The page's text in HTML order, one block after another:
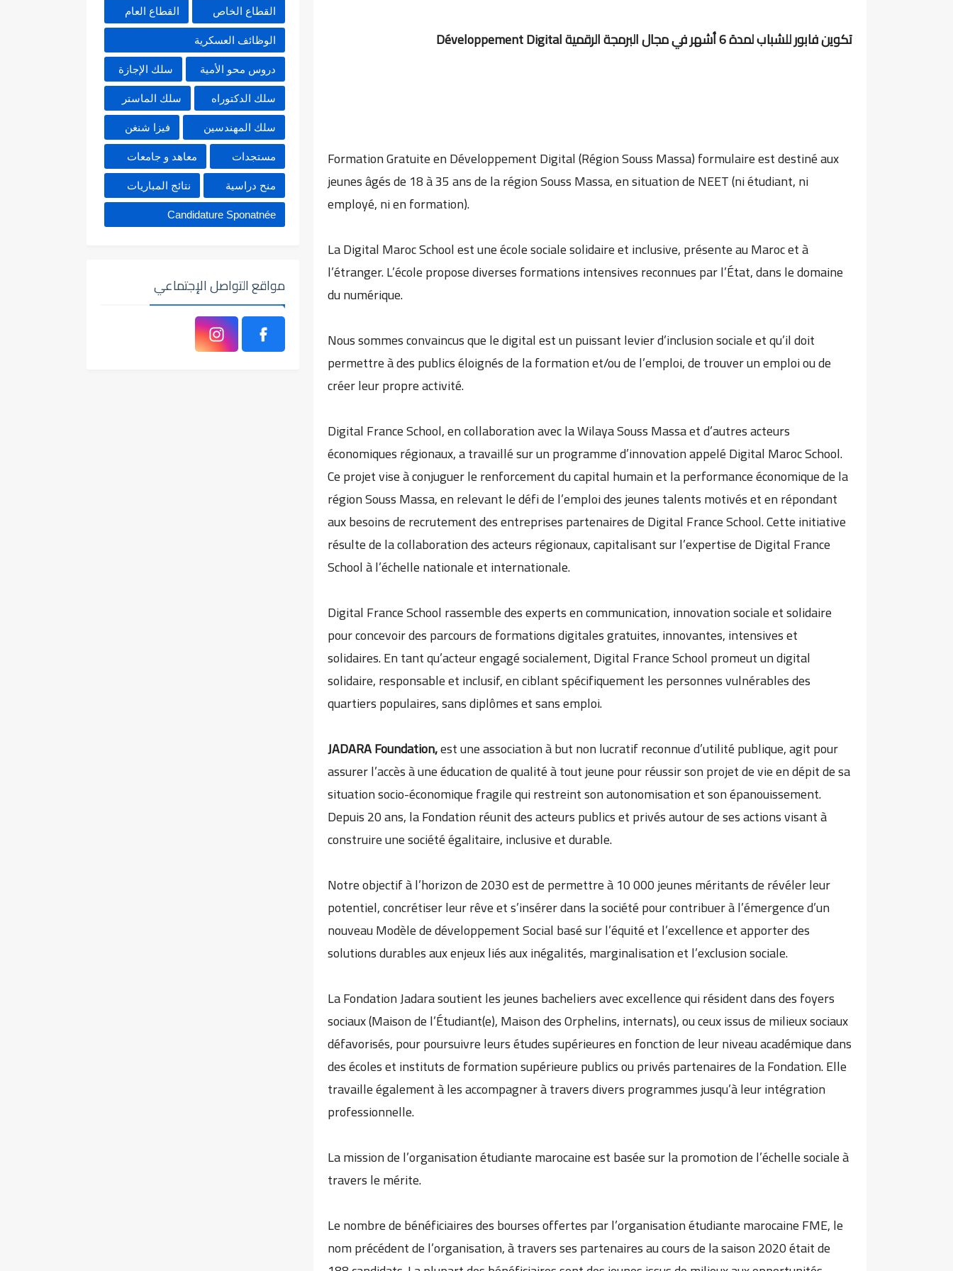
تكوين فابور للشباب لمدة 6 أشهر في مجال البرمجة الرقمية Développement Digital
Formation Gratuite en Développement Digital (Région Souss Massa) formulaire est destiné aux
jeunes âgés de 18 à 35 ans de la région Souss Massa, en situation de NEET (ni étudiant, ni
employé, ni en formation).
La Digital Maroc School est une école sociale solidaire et inclusive, présente au Maroc et à
l’étranger. L’école propose diverses formations intensives reconnues par l’État, dans le domaine
du numérique.
Nous sommes convaincus que le digital est un puissant levier d’inclusion sociale et qu’il doit
permettre à des publics éloignés de la formation et/ou de l’emploi, de trouver un emploi ou de
créer leur propre activité.
Digital France School, en collaboration avec la Wilaya Souss Massa et d’autres acteurs
économiques régionaux, a travaillé sur un programme d’innovation appelé Digital Maroc School.
Ce projet vise à conjuguer le renforcement du capital humain et la performance économique de la
région Souss Massa, en relevant le défi de l’emploi des jeunes talents motivés et en répondant
aux besoins de recrutement des entreprises partenaires de Digital France School. Cette initiative
résulte de la collaboration des acteurs régionaux, capitalisant sur l’expertise de Digital France
School à l’échelle nationale et internationale.
Digital France School rassemble des experts en communication, innovation sociale et solidaire
pour concevoir des parcours de formations digitales gratuites, innovantes, intensives et
solidaires. En tant qu’acteur engagé socialement, Digital France School promeut un digital
solidaire, responsable et inclusif, en ciblant spécifiquement les personnes vulnérables des
quartiers populaires, sans diplômes et sans emploi.
JADARA Foundation,est une association à but non lucratif reconnue d’utilité publique, agit pour
assurer l’accès à une éducation de qualité à tout jeune pour réussir son projet de vie en dépit de sa
situation socio-économique fragile qui restreint son autonomisation et son épanouissement.
Depuis 20 ans, la Fondation réunit des acteurs publics et privés autour de ses actions visant à
construire une société égalitaire, inclusive et durable.
Notre objectif à l’horizon de 2030 est de permettre à 10 000 jeunes méritants de révéler leur
potentiel, concrétiser leur rêve et s’insérer dans la société pour contribuer à l’émergence d’un
nouveau Modèle de développement Social basé sur l’équité et l’excellence et apporter des
solutions durables aux enjeux liés aux inégalités, marginalisation et l’exclusion sociale.
La Fondation Jadara soutient les jeunes bacheliers avec excellence qui résident dans des foyers
sociaux (Maison de l’Étudiant(e), Maison des Orphelins, internats), ou ceux issus de milieux sociaux
défavorisés, pour poursuivre leurs études supérieures en fonction de leur niveau académique dans
des écoles et instituts de formation supérieure publics ou privés partenaires de la Fondation. Elle
travaille également à les accompagner à travers divers programmes jusqu’à leur intégration
professionnelle.
La mission de l’organisation étudiante marocaine est basée sur la promotion de l’échelle sociale à
travers le mérite.
Le nombre de bénéficiaires des bourses offertes par l’organisation étudiante marocaine FME, le
nom précédent de l’organisation, à travers ses partenaires au cours de la saison 2020 était de
القطاع الخاص القطاع العام
الوظائف العسكرية
دروس محو الأمية سلك الإجازة
سلك الدكتوراه سلك الماستر
سلك المهندسين فيزا شنغن
مستجدات معاهد و جامعات
منح دراسية نتائج المباريات
Candidature Sponatnée
مواقع التواصل الإجتماعي